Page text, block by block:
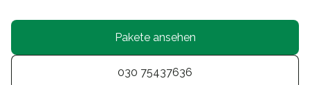
Pakete ansehen
030 75437636